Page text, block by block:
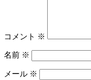
コメント ※
名前 ※
メール ※